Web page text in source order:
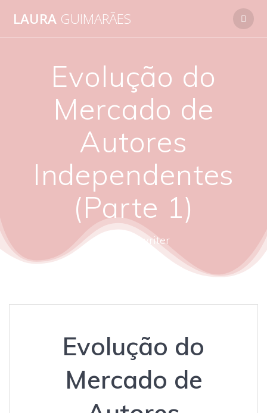
LAURA GUIMARÃES
Evolução do
Mercado de
Autores
Independentes
(Parte 1)
autora - writer
Evolução do
Mercado de